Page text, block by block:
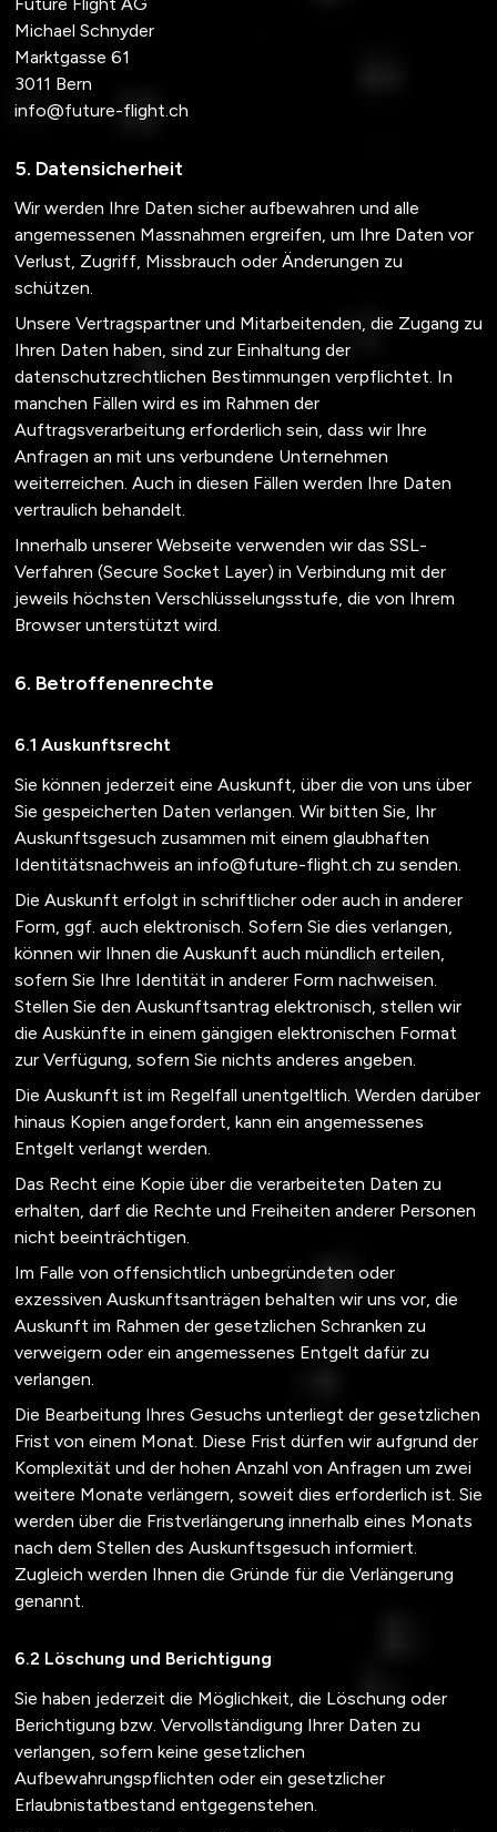
Michael Schnyder
Marktgasse 61
3011 Bern
info@future-flight.ch
Datensicherheit
Wir werden Ihre Daten sicher aufbewahren und alle
angemessenen Massnahmen ergreifen, um Ihre Daten vor
Verlust, Zugriff, Missbrauch oder Änderungen zu
schützen.
Unsere Vertragspartner und Mitarbeitenden, die Zugang zu
Ihren Daten haben, sind zur Einhaltung der
datenschutzrechtlichen Bestimmungen verpflichtet. In
manchen Fällen wird es im Rahmen der
Auftragsverarbeitung erforderlich sein, dass wir Ihre
Anfragen an mit uns verbundene Unternehmen
weiterreichen. Auch in diesen Fällen werden Ihre Daten
vertraulich behandelt.
Innerhalb unserer Webseite verwenden wir das SSL-
Verfahren (Secure Socket Layer) in Verbindung mit der
jeweils höchsten Verschlüsselungsstufe, die von Ihrem
Browser unterstützt wird.
Betroffenenrechte
Auskunftsrecht
Sie können jederzeit eine Auskunft, über die von uns über
Sie gespeicherten Daten verlangen. Wir bitten Sie, Ihr
Auskunftsgesuch zusammen mit einem glaubhaften
Identitätsnachweis an info@future-flight.ch zu senden.
Die Auskunft erfolgt in schriftlicher oder auch in anderer
Form, ggf. auch elektronisch. Sofern Sie dies verlangen,
können wir Ihnen die Auskunft auch mündlich erteilen,
sofern Sie Ihre Identität in anderer Form nachweisen.
Stellen Sie den Auskunftsantrag elektronisch, stellen wir
die Auskünfte in einem gängigen elektronischen Format
zur Verfügung, sofern Sie nichts anderes angeben.
Die Auskunft ist im Regelfall unentgeltlich. Werden darüber
hinaus Kopien angefordert, kann ein angemessenes
Entgelt verlangt werden.
Das Recht eine Kopie über die verarbeiteten Daten zu
erhalten, darf die Rechte und Freiheiten anderer Personen
nicht beeinträchtigen.
Im Falle von offensichtlich unbegründeten oder
exzessiven Auskunftsanträgen behalten wir uns vor, die
Auskunft im Rahmen der gesetzlichen Schranken zu
verweigern oder ein angemessenes Entgelt dafür zu
verlangen.
Die Bearbeitung Ihres Gesuchs unterliegt der gesetzlichen
Frist von einem Monat. Diese Frist dürfen wir aufgrund der
Komplexität und der hohen Anzahl von Anfragen um zwei
weitere Monate verlängern, soweit dies erforderlich ist. Sie
werden über die Fristverlängerung innerhalb eines Monats
nach dem Stellen des Auskunftsgesuch informiert.
Zugleich werden Ihnen die Gründe für die Verlängerung
genannt.
Löschung und Berichtigung
Sie haben jederzeit die Möglichkeit, die Löschung oder
Berichtigung bzw. Vervollständigung Ihrer Daten zu
verlangen, sofern keine gesetzlichen
Aufbewahrungspflichten oder ein gesetzlicher
Erlaubnistatbestand entgegenstehen.